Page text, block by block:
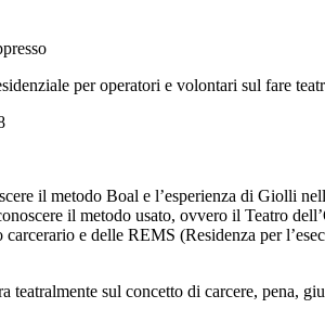
per operatori e volontari sul fare
il metodo Boal e l’esperienza di Giolli
il metodo usato, ovvero il Teatro
e delle REMS (Residenza per
teatralmente sul concetto di carcere, pena,